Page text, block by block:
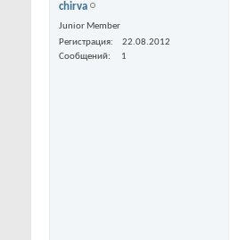
chirva
Junior Member
Регистрация
22.08.2012
Сообщений
1